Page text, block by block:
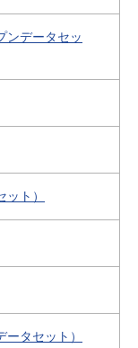
ンデータセッ
ト）
タセット）